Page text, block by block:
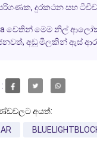
දුරකථන සහ
වෙතින් මෙම නිල්
අඩු මිලකින් ඇස්
අයත්: